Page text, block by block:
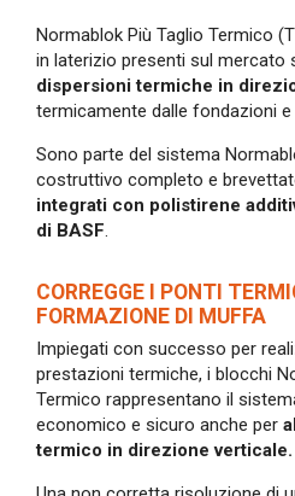
Normablok Più S40 MA
Normablok Più Taglio Termico
in laterizio presenti sul mercato
dispersioni termiche in
termicamente dalle fondazioni e
Sono parte del sistema
costruttivo completo e
integrati con polistirene
di BASF
CORREGGE I PONTI
FORMAZIONE DI MUFFA
Impiegati con successo per
prestazioni termiche, i blocchi
Termico rappresentano il
economico e sicuro anche per
termico in direzione verticale.